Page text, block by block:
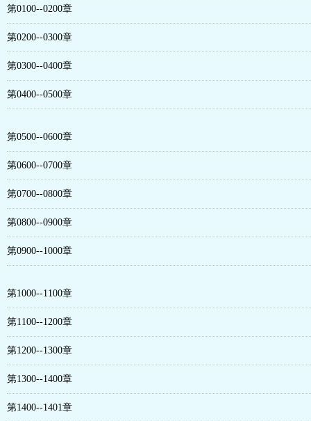
第0100--0200章
第0200--0300章
第0300--0400章
第0400--0500章
第0500--0600章
第0600--0700章
第0700--0800章
第0800--0900章
第0900--1000章
第1000--1100章
第1100--1200章
第1200--1300章
第1300--1400章
第1400--1401章